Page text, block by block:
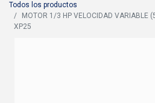
Todos los productos
MOTOR 1/3 HP VELOCIDAD VARIABLE
XP25